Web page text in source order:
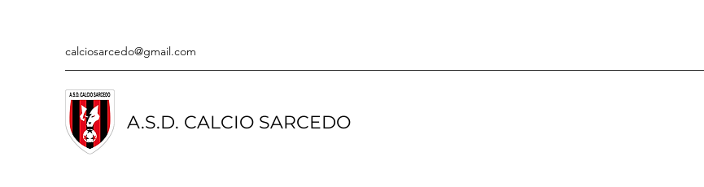
calciosarcedo@gmail.com
A.S.D. CALCIO SARCEDO